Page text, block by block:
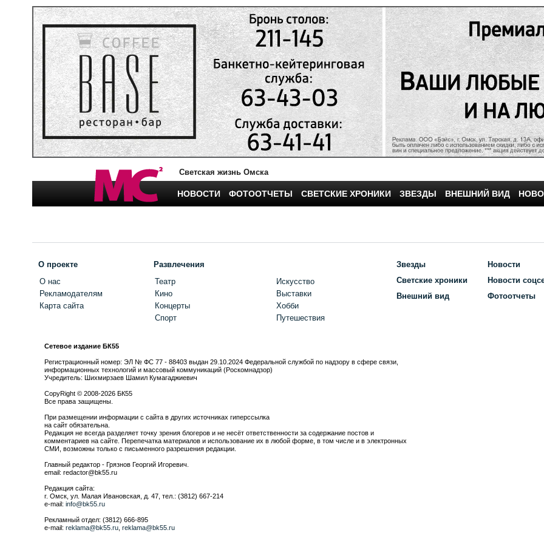
Светская жизнь Омска
НОВОСТИ ФОТООТЧЕТЫ СВЕТСКИЕ ХРОНИКИ ЗВЕЗДЫ ВНЕШНИЙ ВИД
О проекте
О нас
Рекламодателям
Карта сайта
Развлечения
Театр
Кино
Концерты
Спорт
Искусство
Выставки
Хобби
Путешествия
Звезды
Светские хроники
Внешний вид
Новости
Новости
Фотоотчеты
Сетевое издание БК55
Регистрационный номер: ЭЛ № ФС 77 - 88403 выдан 29.10.2024 Федеральной службой по надзору в сфере связи,
информационных технологий и массовый коммуникаций (Роскомнадзор)
Учредитель: Шихмирзаев Шамил Кумагаджиевич
CopyRight © 2008-2026 БК55
Все права защищены.
При размещении информации с сайта в других источниках гиперссылка
на сайт обязательна.
Редакция не всегда разделяет точку зрения блогеров и не несёт ответственности за содержание постов и
комментариев на сайте. Перепечатка материалов и использование их в любой форме, в том числе и в электронных
СМИ, возможны только с письменного разрешения редакции.
Главный редактор - Грязнов Георгий Игоревич.
email: redactor@bk55.ru
Редакция сайта:
г. Омск, ул. Малая Ивановская, д. 47, тел.: (3812) 667-214
e-mail: info@bk55.ru
Рекламный отдел: (3812) 666-895
e-mail: reklama@bk55.ru reklama@bk55.ru